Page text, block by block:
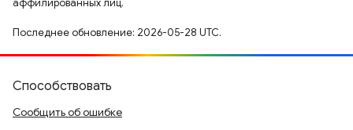
аффилированных лиц.
Последнее обновление: 2026-05-28 UTC.
Способствовать
Сообщить об ошибке